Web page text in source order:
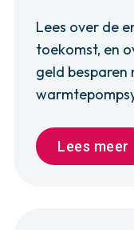
Lees over de
toekomst, en
geld besparen
Lees meer